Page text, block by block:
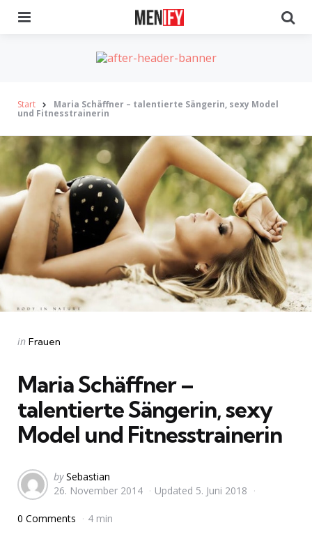
Start Maria Schäffner – talentierte Sängerin, sexy Model
und Fitnesstrainerin
Categories
Posted
in Frauen
Maria Schäffner –
talentierte Sängerin, sexy
Model und Fitnesstrainerin
Posted
by
by Sebastian
26. November 2014
Updated 5. Juni 2018
0 Comments 4 min